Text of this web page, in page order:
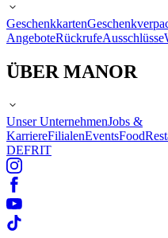
Geschenkkarten
AngeboteRückrufeAusschlüsse
ÜBER MANOR
Unser UnternehmenJobs &
KarriereFilialenEventsFood
DEFRIT